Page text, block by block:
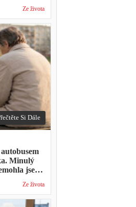
vždyckyZe života
Si Dále
Minulý
jsem
Ze života